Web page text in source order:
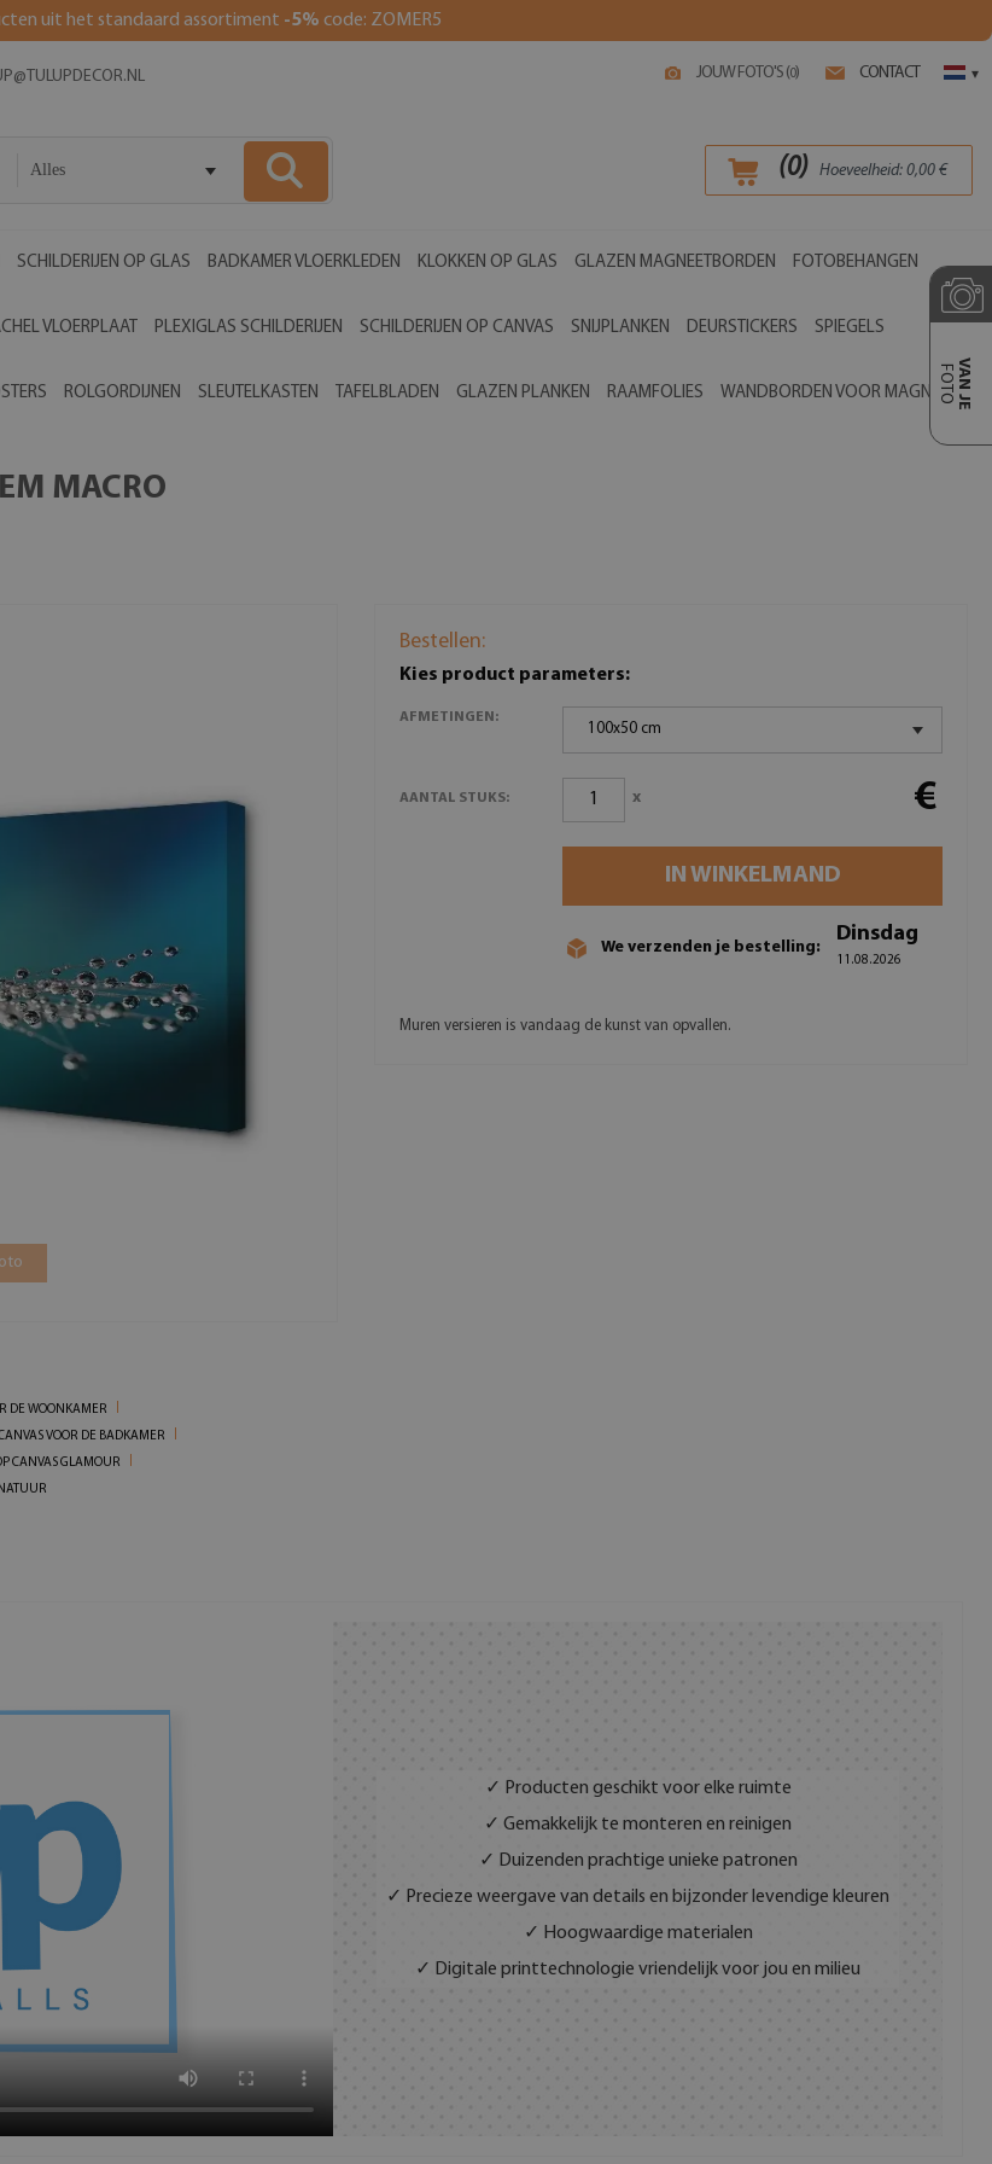
uit het standaard assortiment -5% code: ZOMER5
JOUW FOTO'S (0) CONTACT ▾
Alles (0) Hoeveelheid: 0,00 €
SCHILDERIJEN OP GLAS BADKAMER VLOERKLEDEN KLOKKEN OP GLAS GLAZEN MAGNEETBORDEN FOTOBEHANGEN
VLOERPLAAT PLEXIGLAS SCHILDERIJEN SCHILDERIJEN OP CANVAS SNIJPLANKEN DEURSTICKERS SPIEGELS
ROLGORDIJNEN SLEUTELKASTEN TAFELBLADEN GLAZEN PLANKEN RAAMFOLIES WANDBORDEN VOOR MAGNETEN
VAN JE
FOTO
MACRO
DE WOONKAMER
VOOR DE BADKAMER
CANVAS GLAMOUR
Bestellen:
Kies product parameters:
AFMETINGEN:
100x50 cm
AANTAL STUKS: x €
IN WINKELMAND
We verzenden je bestelling:
Dinsdag
11.08.2026
Muren versieren is vandaag de kunst van opvallen.
✓ Producten geschikt voor elke ruimte
✓ Gemakkelijk te monteren en reinigen
✓ Duizenden prachtige unieke patronen
✓ Precieze weergave van details en bijzonder levendige kleuren
✓ Hoogwaardige materialen
✓ Digitale printtechnologie vriendelijk voor jou en milieu